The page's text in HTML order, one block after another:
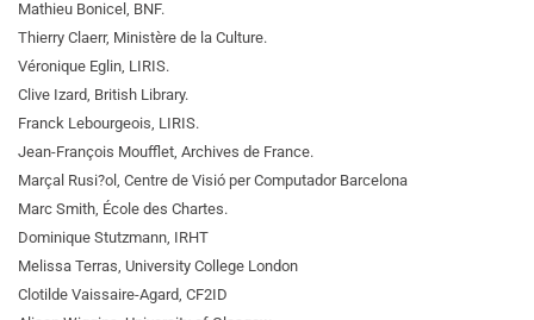
Mathieu Bonicel, BNF.
Thierry Claerr, Ministère de la Culture.
Véronique Eglin, LIRIS.
Clive Izard, British Library.
Franck Lebourgeois, LIRIS.
Jean-François Moufflet, Archives de France.
Marçal Rusi?ol, Centre de Visió per Computador Barcelona
Marc Smith, École des Chartes.
Dominique Stutzmann, IRHT
Melissa Terras, University College London
Clotilde Vaissaire-Agard, CF2ID